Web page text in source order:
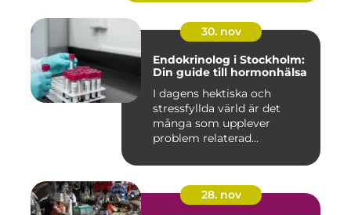
30. nov
Endokrinolog i Stockholm:
Din guide till hormonhälsa
I dagens hektiska och
stressfyllda värld är det
många som upplever
problem relaterad...
28. nov